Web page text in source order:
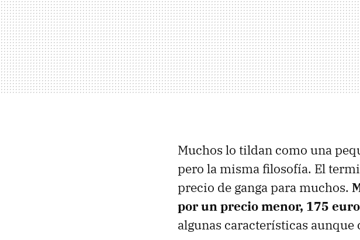
Muchos lo tildan como una
pero la misma filosofía. El
precio de ganga para muchos.
por un precio menor, 175
algunas características